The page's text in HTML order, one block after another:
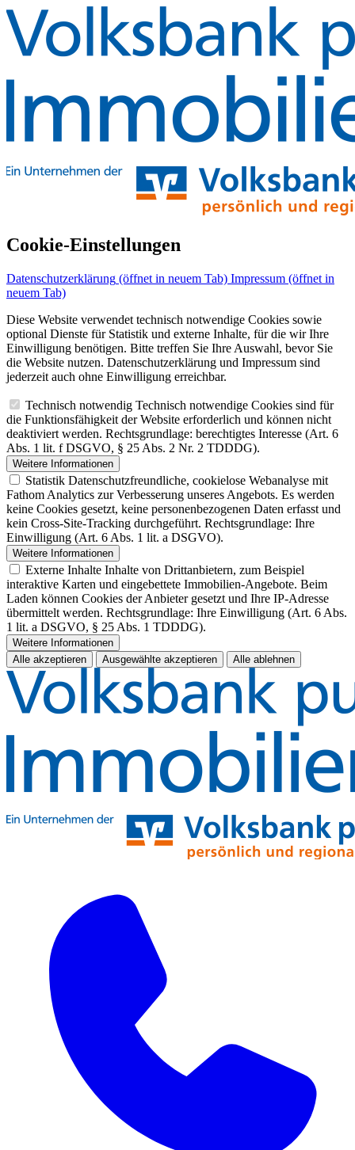
Cookie-Einstellungen
Datenschutzerklärung (öffnet in neuem Tab) Impressum (öffnet in
neuem Tab)
Diese Website verwendet technisch notwendige Cookies sowie
optional Dienste für Statistik und externe Inhalte, für die wir Ihre
Einwilligung benötigen. Bitte treffen Sie Ihre Auswahl, bevor Sie
die Website nutzen. Datenschutzerklärung und Impressum sind
jederzeit auch ohne Einwilligung erreichbar.
Technisch notwendig Technisch notwendige Cookies sind für
die Funktionsfähigkeit der Website erforderlich und können nicht
deaktiviert werden. Rechtsgrundlage: berechtigtes Interesse (Art. 6
Abs. 1 lit. f DSGVO, § 25 Abs. 2 Nr. 2 TDDDG).
Weitere Informationen
Statistik Datenschutzfreundliche, cookielose Webanalyse mit
Fathom Analytics zur Verbesserung unseres Angebots. Es werden
keine Cookies gesetzt, keine personenbezogenen Daten erfasst und
kein Cross-Site-Tracking durchgeführt. Rechtsgrundlage: Ihre
Einwilligung (Art. 6 Abs. 1 lit. a DSGVO).
Weitere Informationen
Externe Inhalte Inhalte von Drittanbietern, zum Beispiel
interaktive Karten und eingebettete Immobilien-Angebote. Beim
Laden können Cookies der Anbieter gesetzt und Ihre IP-Adresse
übermittelt werden. Rechtsgrundlage: Ihre Einwilligung (Art. 6 Abs.
1 lit. a DSGVO, § 25 Abs. 1 TDDDG).
Weitere Informationen
Alle akzeptieren
Ausgewählte akzeptieren Alle ablehnen